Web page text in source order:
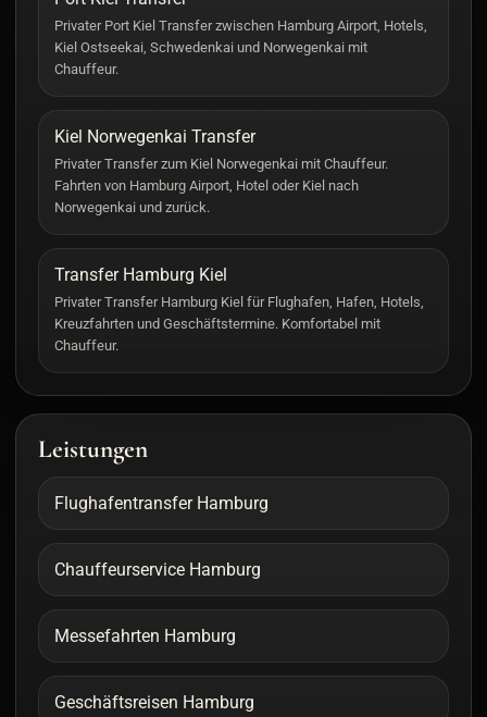
Privater Port Kiel Transfer zwischen Hamburg Airport, Hotels,
Kiel Ostseekai, Schwedenkai und Norwegenkai mit
Chauffeur.
Kiel Norwegenkai Transfer
Privater Transfer zum Kiel Norwegenkai mit Chauffeur.
Fahrten von Hamburg Airport, Hotel oder Kiel nach
Norwegenkai und zurück.
Transfer Hamburg Kiel
Privater Transfer Hamburg Kiel für Flughafen, Hafen, Hotels,
Kreuzfahrten und Geschäftstermine. Komfortabel mit
Chauffeur.
Leistungen
Flughafentransfer Hamburg
Chauffeurservice Hamburg
Messefahrten Hamburg
Geschäftsreisen Hamburg